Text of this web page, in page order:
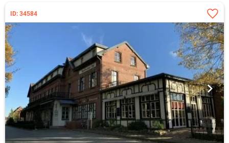
ID: 34584